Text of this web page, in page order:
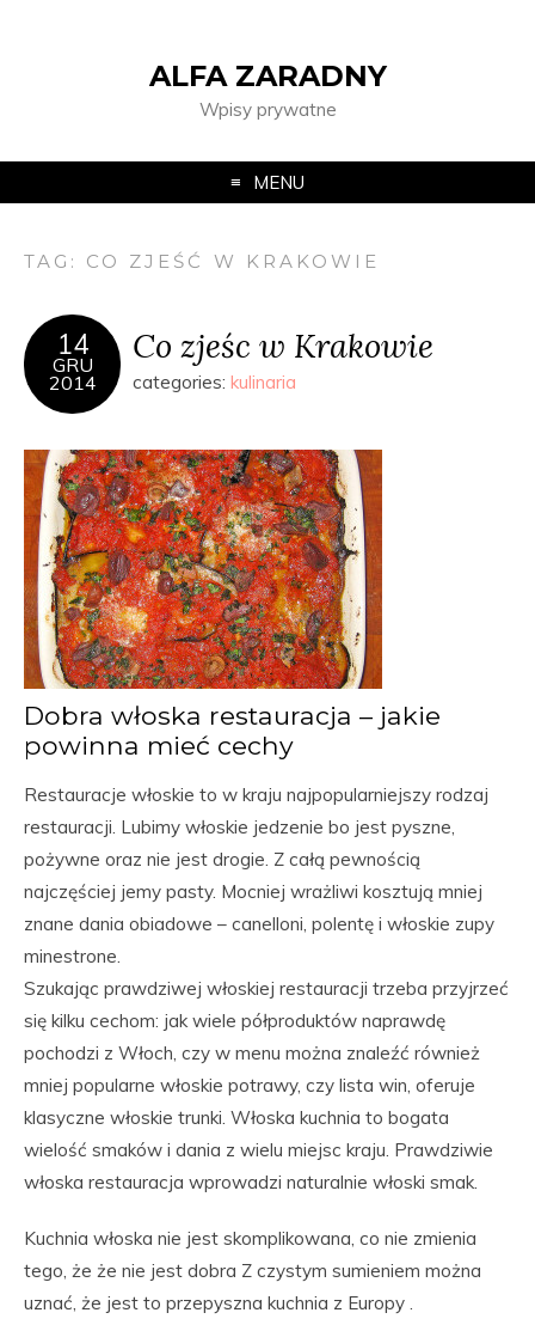
ALFA ZARADNY
Wpisy prywatne
MENU
TAG: CO ZJEŚĆ W KRAKOWIE
14
GRU
2014
Co zjeśc w Krakowie
categories: kulinaria
Dobra włoska restauracja – jakie
powinna mieć cechy
Restauracje włoskie to w kraju najpopularniejszy rodzaj
restauracji. Lubimy włoskie jedzenie bo jest pyszne,
pożywne oraz nie jest drogie. Z całą pewnością
najczęściej jemy pasty. Mocniej wrażliwi kosztują mniej
znane dania obiadowe – canelloni, polentę i włoskie zupy
minestrone.
Szukając prawdziwej włoskiej restauracji trzeba przyjrzeć
się kilku cechom: jak wiele półproduktów naprawdę
pochodzi z Włoch, czy w menu można znaleźć również
mniej popularne włoskie potrawy, czy lista win, oferuje
klasyczne włoskie trunki. Włoska kuchnia to bogata
wielość smaków i dania z wielu miejsc kraju. Prawdziwie
włoska restauracja wprowadzi naturalnie włoski smak.
Kuchnia włoska nie jest skomplikowana, co nie zmienia
tego, że że nie jest dobra Z czystym sumieniem można
uznać, że jest to przepyszna kuchnia z Europy .